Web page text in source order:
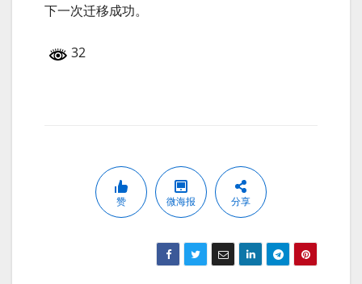
下一次迁移成功。
32
赞 微海报 分享